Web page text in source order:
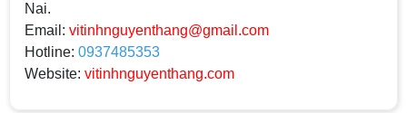
Nai.
Email: vitinhnguyenthang@gmail.com
Hotline: 0937485353
Website: vitinhnguyenthang.com